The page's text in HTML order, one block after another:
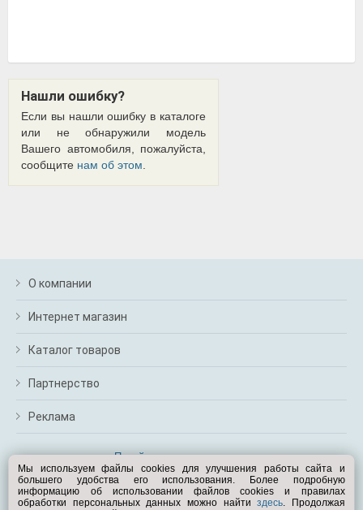
Нашли ошибку?
Если вы нашли ошибку в каталоге
или не обнаружили модель
Вашего автомобиля, пожалуйста,
сообщите нам об этом
О компании
Интернет магазин
Каталог товаров
Партнерство
Реклама
Перейти на полную версию
Вам помочь?
Мы используем файлы cookies для улучшения работы сайта и
большего удобства его использования. Более подробную
информацию об использовании файлов cookies и правилах
обработки персональных данных можно найтиздесь. Продолжая